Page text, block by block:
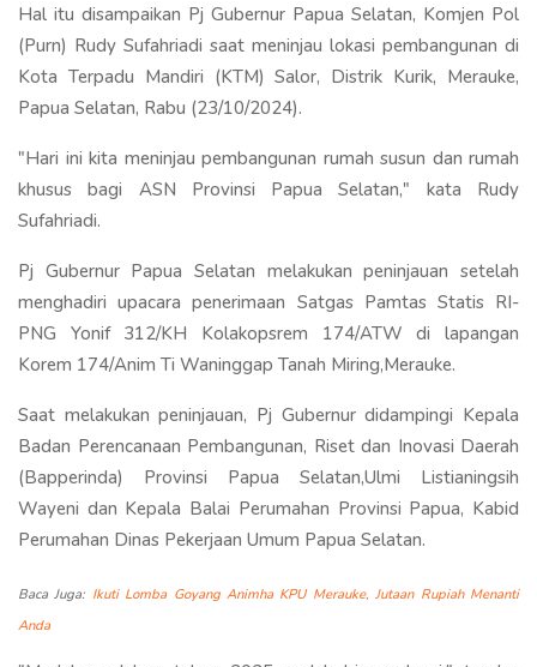
Hal itu disampaikan Pj Gubernur Papua Selatan, Komjen Pol
(Purn) Rudy Sufahriadi saat meninjau lokasi pembangunan di
Kota Terpadu Mandiri (KTM) Salor, Distrik Kurik, Merauke,
Papua Selatan, Rabu (23/10/2024).
"Hari ini kita meninjau pembangunan rumah susun dan rumah
khusus bagi ASN Provinsi Papua Selatan," kata Rudy
Sufahriadi.
Pj Gubernur Papua Selatan melakukan peninjauan setelah
menghadiri upacara penerimaan Satgas Pamtas Statis RI-
PNG Yonif 312/KH Kolakopsrem 174/ATW di lapangan
Korem 174/Anim Ti Waninggap Tanah Miring,Merauke.
Saat melakukan peninjauan, Pj Gubernur didampingi Kepala
Badan Perencanaan Pembangunan, Riset dan Inovasi Daerah
(Bapperinda) Provinsi Papua Selatan,Ulmi Listianingsih
Wayeni dan Kepala Balai Perumahan Provinsi Papua, Kabid
Perumahan Dinas Pekerjaan Umum Papua Selatan.
Baca Juga: Ikuti Lomba Goyang Animha KPU Merauke, Jutaan Rupiah Menanti
Anda